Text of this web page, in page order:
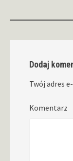
Dodaj
Twój adres
Komentarz